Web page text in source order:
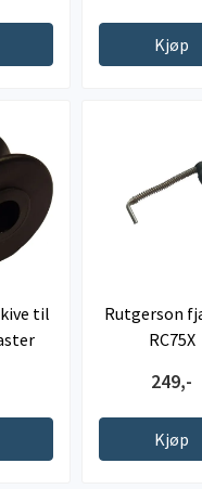
Kjøp
til
Rutgerson
RC75X
249,-
Kjøp